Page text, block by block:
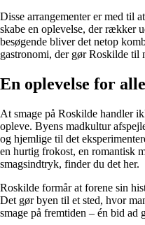
Disse arrangementer er med til
skabe en oplevelse, der rækker
besøgende bliver det netop
gastronomi, der gør Roskilde til
En oplevelse for
At smage på Roskilde handler
opleve. Byens madkultur
og hjemlige til det
en hurtig frokost, en romantisk
smagsindtryk, finder du det her.
Roskilde formår at forene sin
Det gør byen til et sted, hvor
smage på fremtiden – én bid ad